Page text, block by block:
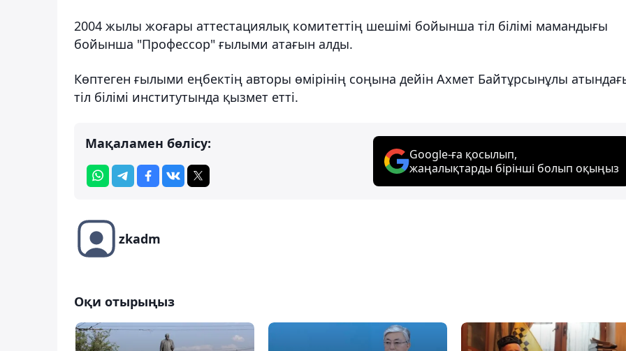
2004 жылы жоғары аттестациялық комитеттің шешімі бойынша тіл білімі мамандығы
бойынша "Профессор" ғылыми атағын алды.
Көптеген ғылыми еңбектің авторы өмірінің соңына дейін Ахмет Байтұрсынұлы
тіл білімі институтында қызмет етті.
Мақаламен бөлісу:
Google-ға қосылып,
жаңалықтарды бірінші болып оқыңыз
zkadm
Оқи отырыңыз